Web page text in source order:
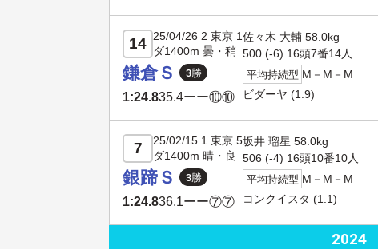
14 25/04/26 2 東京 1
ダ1400m 曇・稍
鎌倉Ｓ
1:24.835.4ーー⑩⑩
佐々木 大輔 58.0kg
500 (-6) 16頭7番14人
平均持続型 M－M－M
ビダーヤ (1.9)
7
25/02/15 1 東京 5
ダ1400m 晴・良
銀蹄Ｓ
1:24.836.1ーー⑦⑦
坂井 瑠星 58.0kg
506 (-4) 16頭10番10人
平均持続型 M－M－M
コンクイスタ (1.1)
2024